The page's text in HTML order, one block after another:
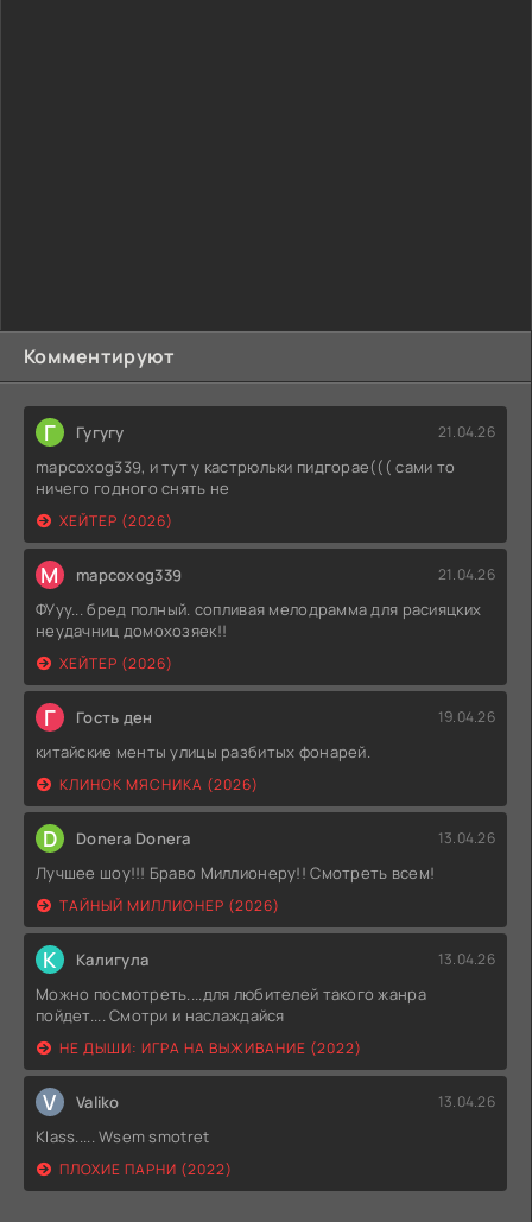
Комментируют
Г Гугугу 21.04.26
mapcoxog339, и тут у кастрюльки пидгорае((( сами то
ничего годного снять не
ХЕЙТЕР (2026)
M mapcoxog339 21.04.26
ФУуу... бред полный. сопливая мелодрамма для расияцких
неудачниц домохозяек!!
ХЕЙТЕР (2026)
Г Гость ден 19.04.26
китайские менты улицы разбитых фонарей.
КЛИНОК МЯСНИКА (2026)
D Donera Donera 13.04.26
Лучшее шоу!!! Браво Миллионеру!! Смотреть всем!
ТАЙНЫЙ МИЛЛИОНЕР (2026)
К Калигула 13.04.26
Можно посмотреть....для любителей такого жанра
пойдет.... Смотри и наслаждайся
НЕ ДЫШИ: ИГРА НА ВЫЖИВАНИЕ (2022)
V Valiko 13.04.26
Klass..... Wsem smotret
ПЛОХИЕ ПАРНИ (2022)